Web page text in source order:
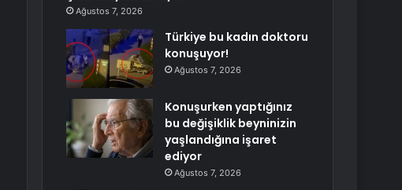
Ağustos 7, 2026
Türkiye bu kadın doktoru
konuşuyor!
Ağustos 7, 2026
Konuşurken yaptığınız
bu değişiklik beyninizin
yaşlandığına işaret
ediyor
Ağustos 7, 2026